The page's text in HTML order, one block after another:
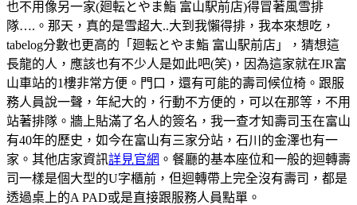
也不用像另一家(廻転とやま鮨 富山駅前店)得冒著風雪排
隊….。那天，真的是雪超大..大到我懶得排，我本來想吃，
tabelog分數也更高的「廻転とやま鮨 富山駅前店」，猜想這
長龍的人，應該也有不少人是如此吧(笑)，因為這家就在JR富
山車站的1樓非常方便。門口，還有可能的壽司候位椅。跟服
務人員說一聲，年紀大的，行動不方便的，可以在那等，不用
站著排隊。牆上貼滿了名人的簽名，我一查才知壽司玉在富山
有40年的歷史，如今在富山有三家分站，石川的金澤也有一
家。其他店家資訊詳見官網 。餐廳的基本座位和一般的迴轉壽
司一樣是個大型的U字櫃前，但迴轉帶上完全沒有壽司，都是
透過桌上的A PAD或是直接跟服務人員點單。